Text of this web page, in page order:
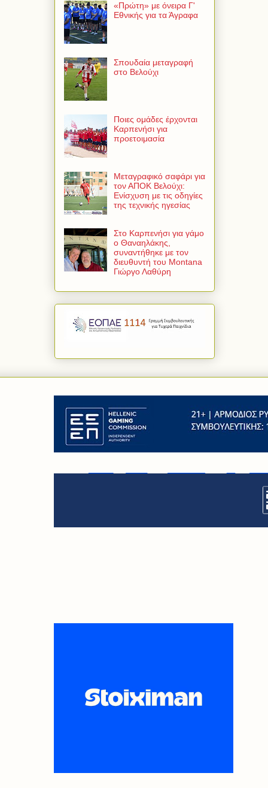
«Πρώτη» με όνειρα Γ'
Εθνικής για τα Άγραφα
Σπουδαία μεταγραφή
στο Βελούχι
Ποιες ομάδες έρχονται
Καρπενήσι για
προετοιμασία
Μεταγραφικό σαφάρι για
τον ΑΠΟΚ Βελούχι:
Ενίσχυση με τις οδηγίες
της τεχνικής ηγεσίας
Στο Καρπενήσι για γάμο
ο Θαναηλάκης,
συναντήθηκε με τον
διευθυντή του Montana
Γιώργο Λαθύρη